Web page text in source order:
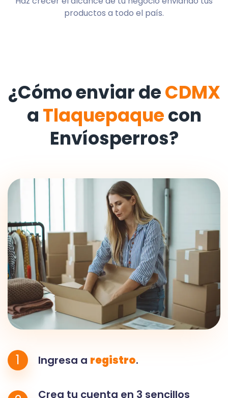
productos a todo el país.
¿Cómo enviar deCDMX
a Tlaquepaquecon
Envíosperros?
1 Ingresa a registro.
Crea tu cuenta en 3 sencillos